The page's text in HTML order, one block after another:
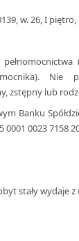
w. 26, I
zstępny lub
Banku
0023 7158
stały wydaje